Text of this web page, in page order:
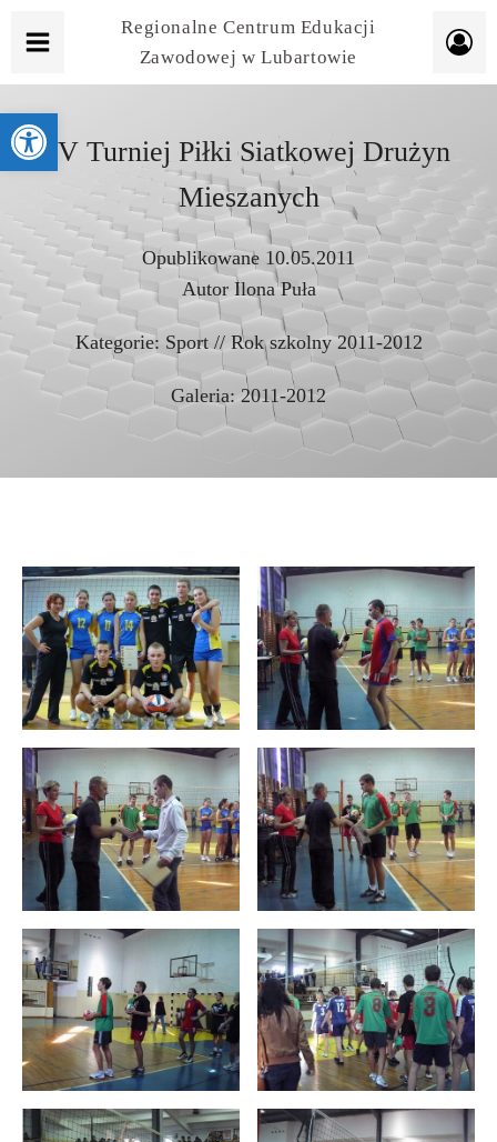
Regionalne Centrum Edukacji
Zawodowej w Lubartowie
IV Turniej Piłki Siatkowej Drużyn
Mieszanych
Opublikowane 10.05.2011
Autor Ilona Puła
Kategorie: Sport// Rok szkolny 2011-2012
Galeria: 2011-2012
Otwórz pasek narzędzi